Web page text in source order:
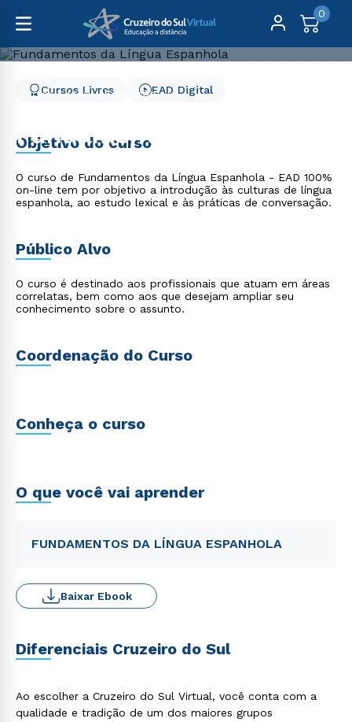
0
Cursos Livres
Educação
Fundamentos da Língua
Espanhola
Cursos Livres EAD Digital
Objetivo do curso
O curso de Fundamentos da Língua Espanhola - EAD 100%
on-line tem por objetivo a introdução às culturas de língua
espanhola, ao estudo lexical e às práticas de conversação.
Público Alvo
O curso é destinado aos profissionais que atuam em áreas
correlatas, bem como aos que desejam ampliar seu
conhecimento sobre o assunto.
Coordenação do Curso
Conheça o curso
O que você vai aprender
FUNDAMENTOS DA LÍNGUA ESPANHOLA
Baixar Ebook
Diferenciais Cruzeiro do Sul
Ao escolher a Cruzeiro do Sul Virtual, você conta com a
qualidade e tradição de um dos maiores grupos